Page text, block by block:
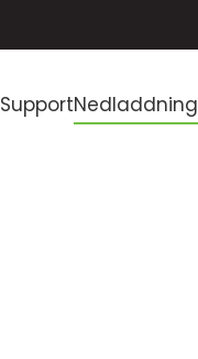
SupportNedladdning